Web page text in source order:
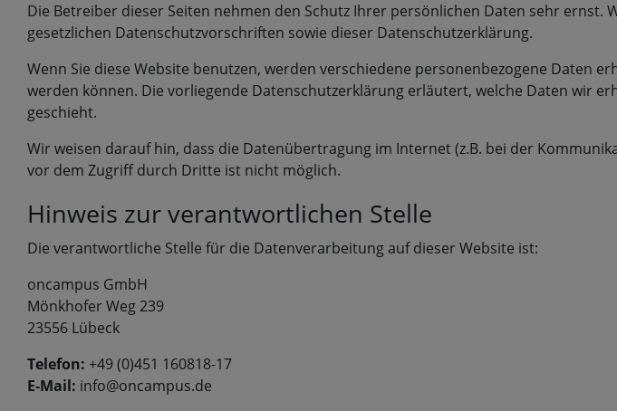
Die Betreiber dieser Seiten nehmen den Schutz Ihrer persönlichen Daten sehr
gesetzlichen Datenschutzvorschriften sowie dieser Datenschutzerklärung.
Wenn Sie diese Website benutzen, werden verschiedene personenbezogene Daten
werden können. Die vorliegende Datenschutzerklärung erläutert, welche Daten wir
geschieht.
Wir weisen darauf hin, dass die Datenübertragung im Internet (z.B. bei der
vor dem Zugriff durch Dritte ist nicht möglich.
Hinweis zur verantwortlichen Stelle
Die verantwortliche Stelle für die Datenverarbeitung auf dieser Website ist:
oncampus GmbH
Mönkhofer Weg 239
23556 Lübeck
Telefon: +49 (0)451 160818-17
E-Mail: info@oncampus.de